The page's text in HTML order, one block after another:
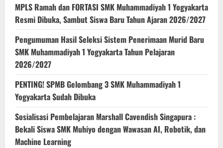
MPLS Ramah dan FORTASI SMK Muhammadiyah 1 Yogyakarta
Resmi Dibuka, Sambut Siswa Baru Tahun Ajaran 2026/2027
Pengumuman Hasil Seleksi Sistem Penerimaan Murid Baru
SMK Muhammadiyah 1 Yogyakarta Tahun Pelajaran
2026/2027
PENTING! SPMB Gelombang 3 SMK Muhammadiyah 1
Yogyakarta Sudah Dibuka
Sosialisasi Pembelajaran Marshall Cavendish Singapura :
Bekali Siswa SMK Muhiyo dengan Wawasan AI, Robotik, dan
Machine Learning